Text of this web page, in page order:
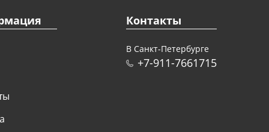
Контакты
В Санкт-Петербурге
+7-911-7661715